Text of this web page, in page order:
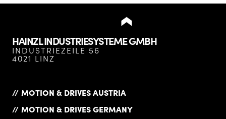
HAINZL INDUSTRIESYSTEME GMBH
INDUSTRIEZEILE 56
4021 LINZ
MOTION & DRIVES AUSTRIA
MOTION & DRIVES GERMANY